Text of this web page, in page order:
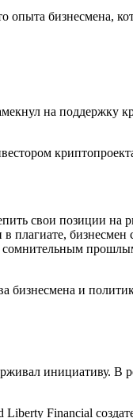
опыта бизнесмена,
на поддержку
свои позиции
плагиате,
бизнесмена и
инициативу. В
Liberty Financial